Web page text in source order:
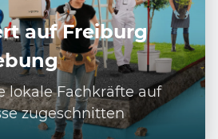
auf Freiburg
lokale Fachkräfte auf
zugeschnitten